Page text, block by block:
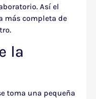
Así el
más completa de
la
toma una pequeña